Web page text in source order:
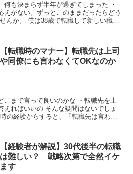
も決まらず半年が過ぎてしまった ・
えがない。ずっとこのままだったらどう
【転職時のマナー】転職先は上司
や同僚にも言わなくてOKなのか
言って良いのかな ・転職先を上
んな疑問はないでしょ
【経験者が解説】30代後半の転職
は難しい？ 戦略次第で全然イケ
ます